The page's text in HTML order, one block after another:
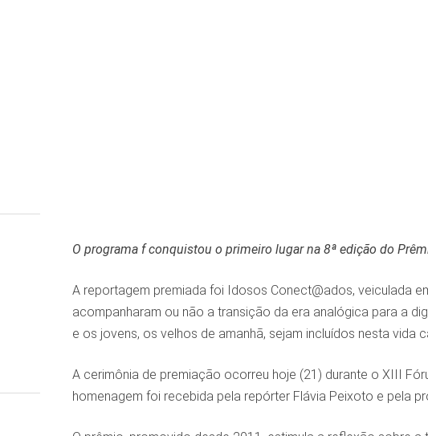
O programa f conquistou o primeiro lugar na 8ª edição do
A reportagem premiada foi Idosos Conect@ados, veiculada
acompanharam ou não a transição da era analógica para a
e os jovens, os velhos de amanhã, sejam incluídos nesta vida
A cerimônia de premiação ocorreu hoje (21) durante o XIII
homenagem foi recebida pela repórter Flávia Peixoto e pela